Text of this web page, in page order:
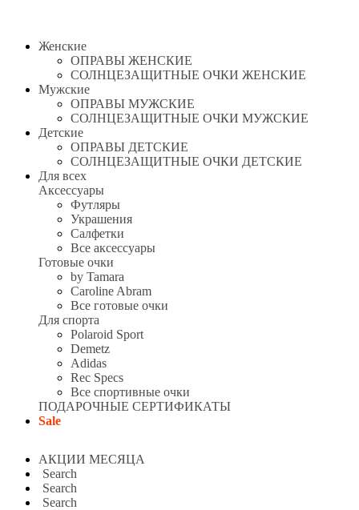
Женские
ОПРАВЫ ЖЕНСКИЕ
СОЛНЦЕЗАЩИТНЫЕ ОЧКИ ЖЕНСКИЕ
Мужские
ОПРАВЫ МУЖСКИЕ
СОЛНЦЕЗАЩИТНЫЕ ОЧКИ МУЖСКИЕ
Детские
ОПРАВЫ ДЕТСКИЕ
СОЛНЦЕЗАЩИТНЫЕ ОЧКИ ДЕТСКИЕ
Для всех
Аксессуары
Футляры
Украшения
Салфетки
Все аксессуары
Готовые очки
by Tamara
Caroline Abram
Все готовые очки
Для спорта
Polaroid Sport
Demetz
Adidas
Rec Specs
Все спортивные очки
ПОДАРОЧНЫЕ СЕРТИФИКАТЫ
Sale
АКЦИИ МЕСЯЦА
Search
Search
Search